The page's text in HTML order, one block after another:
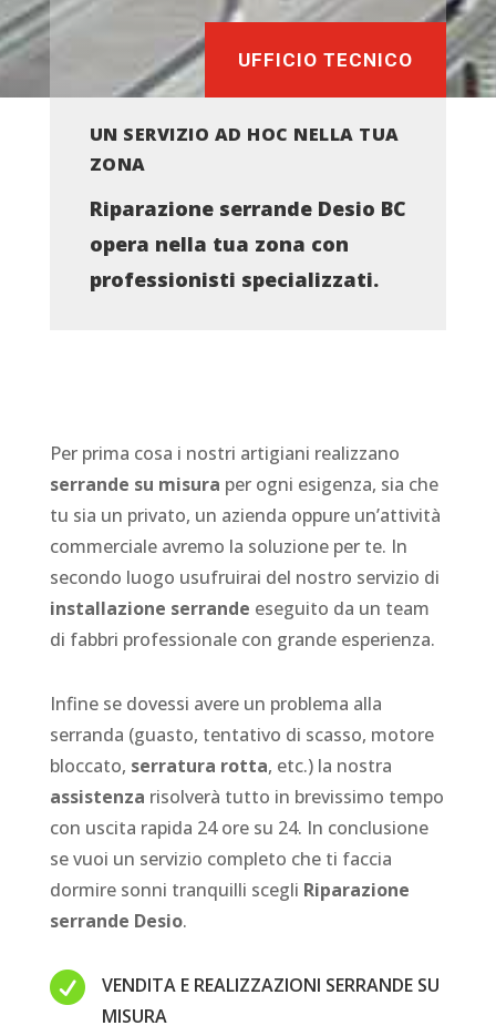
UFFICIO TECNICO
UN SERVIZIO AD HOC NELLA TUA
ZONA
Riparazione serrande Desio BC
opera nella tua zona con
professionisti specializzati.
Per prima cosa i nostri artigiani realizzano
serrande su misura per ogni esigenza, sia che
tu sia un privato, un azienda oppure un’attività
commerciale avremo la soluzione per te. In
secondo luogo usufruirai del nostro servizio di
installazione serrande eseguito da un team
di fabbri professionale con grande esperienza.
Infine se dovessi avere un problema alla
serranda (guasto, tentativo di scasso, motore
bloccato, serratura rotta, etc.) la nostra
assistenza risolverà tutto in brevissimo tempo
con uscita rapida 24 ore su 24. In conclusione
se vuoi un servizio completo che ti faccia
dormire sonni tranquilli scegli Riparazione
serrande Desio.

VENDITA E REALIZZAZIONI SERRANDE SU
MISURA